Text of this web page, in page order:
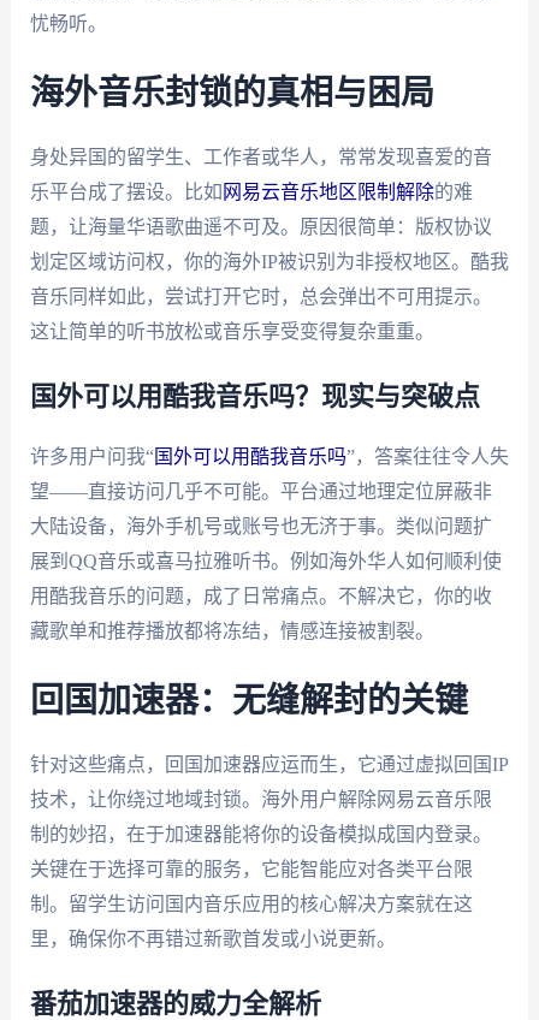
忧畅听。
海外音乐封锁的真相与困局
身处异国的留学生、工作者或华人，常常发现喜爱的音
乐平台成了摆设。比如 网易云音乐地区限制解除的难
题，让海量华语歌曲遥不可及。原因很简单：版权协议
划定区域访问权，你的海外IP被识别为非授权地区。酷我
音乐同样如此，尝试打开它时，总会弹出不可用提示。
这让简单的听书放松或音乐享受变得复杂重重。
国外可以用酷我音乐吗？现实与突破点
许多用户问我“国外可以用酷我音乐吗”，答案往往令人失
望——直接访问几乎不可能。平台通过地理定位屏蔽非
大陆设备，海外手机号或账号也无济于事。类似问题扩
展到QQ音乐或喜马拉雅听书。例如海外华人如何顺利使
用酷我音乐的问题，成了日常痛点。不解决它，你的收
藏歌单和推荐播放都将冻结，情感连接被割裂。
回国加速器：无缝解封的关键
针对这些痛点，回国加速器应运而生，它通过虚拟回国IP
技术，让你绕过地域封锁。海外用户解除网易云音乐限
制的妙招，在于加速器能将你的设备模拟成国内登录。
关键在于选择可靠的服务，它能智能应对各类平台限
制。留学生访问国内音乐应用的核心解决方案就在这
里，确保你不再错过新歌首发或小说更新。
番茄加速器的威力全解析